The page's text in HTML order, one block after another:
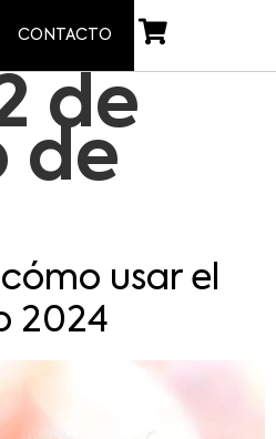
CONTACTO
de
de
usar el
2024